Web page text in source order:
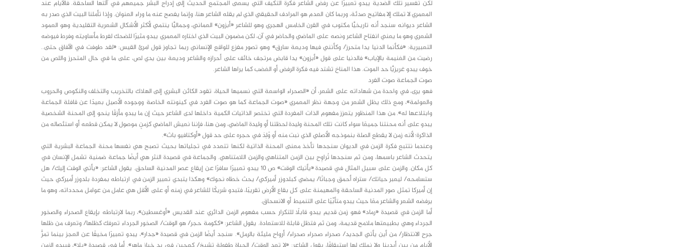
لكن تفسير تلك الضدية يبدو تعبيرًا عن رفض الشاعر فكرة التكيف التي يسعى المجتمع الحديث إلى إدراج البشر جميعهم في آلتها الساحقة. فالأيام عند
المعمري لا تملك إلا مفاتيح صدئة، وربما كان العدم هو المرادف الحقيقي الذي لم يقله الشاعر هنا، وإنما يفصح عنه ما وراء العنوان. وإذا تأملنا البيت الذي صدر به
الشاعر ديوانه سنجد أنه تاريخيًّا مكتوب في القرن الخامس الهجري وهو للشاعر «أبزون» العماني، وجماليًّا ينتمي لأكثر الأشكال الشعرية التقليدية وهو العمود
الشعري وهو ما يعني انفتاح الشاعر ونصه على الماضي والحاضر في آن، لكن مضمون البيت الذي اختاره المعمري يبدو مثيرًا للضحك لفرط مأساويته وفرط فيوضه
التعبيرية: «فكأنما الدنيا يدا متحرز/ وكأنني فيها وديعة سارق» وهو تصور مفزع للواقع الإنساني ربما تجاوز قول امرئ القيس: «لقد طوفت في الآفاق حتى..
رضيت من الغنيمة بالإياب» فالدنيا على قول «أبزون» يدا قابض مرتجف خائف على أحرازه والشاعر وديعة بين يدي لص، على ما في حال المتحرز واللص من
خوف يبدو غريزيًّا حد الموت. هذا المناخ تشتد فيه فكرة الرفض أو الغضب كما يراها الشاعر.
صوت الجماعة صوت الفرد
فهو يرى، في واحدة من شهاداته على الشعر، أن «الصحراء الواسعة التي نسميها الحياة، تقود الكائن البشري إلى الهلاك بالتخريب والتخلف والنكوص والحروب
والعولمة»، ومع ذلك يظل الشعر من وجهة نظر المعمري «صوت الجماعة كما هو صوت الفرد في كينونته الخاصة ووجوده الأصيل بعيدًا عن قافلة الجماعة
وابتلاعها له». من هذا المنظور يتعزز مفهوم الذات المفردة التي تختصر الذاتيات الكمية داخلها لدى الشاعر حيث إن ما يبدو مأزقًا ينحو إلى المحنة الشخصية
يبدو على أنه محنتنا جميعًا سواء كانت تلك المحنة وليدة لحظتنا أو وليدة الماضي، ومن هنا، فإننا نعيش الماضي كزمنٍ موصول لا يمكن قطعه أو استئصاله من
الذاكرة؛ لأنه زمن لا يقطع الصلة بنموذجه الأصلي الذي نبت منه أو وُلِدَ في حجره على حد قول «أوكتافيو باث».
وعندما نتتبع فكرة الزمن في الديوان سنجدها تأخذ معنى المحنة الذاتية لكنها تتعدد في تجلياتها بحيث تصبح هي نفسها محنة الجماعة البشرية التي
يتحدث الشاعر باسمها، ومن ثم سنجدها تُراوِح بين الزمن المتناهي والزمن اللامتناهي. والجماعة في قصيدة النثر هي أيضًا جماعة ضمنية تشمل الإنسان في
كل مكان. والزمن على سبيل المثال في قصيدة «يأتيك الوقت» ص 10 يبدو تعبيرًا سافرًا عن إيقاع عصر المدنية الساحق. يقول الشاعر: «يأتي الوقت إليك/ هل
ستسامحه/ ليعبر حياتك/ ستراه أحمق وجبانًا/ يمضي كبلدوزر أميركي/ يحث خطاه نحوك» وهكذا يتبدي تعبير الزمن في ارتباطه بمفردة بلدوزر أميركي حيث
إن أميركا تمثل صور المدنية الساحقة والمهيمنة على كل بقاع الأرض تقريبًا، فتبدو شريكًا للشاعر في زمنه أو على الأقل هي عامل من عوامل محدداته، وهو ما
يرفضه الشعر والشاعر معًا حيث يبدو متأبِّيًا على التنميط أو الانسحاق.
أما الزمن في قصيدة «رماد» فهو زمن قديم يبدو قابلًا للتكرار حسب مفهوم الزمن الدائري عند القديس «أوغسطين»، ربما لارتباطه بإيقاع الصحراء والصخور
الجرداء وهي بطبيعتها ملامح قديمة، ومن ثم فتظل قابلة للاستعادة. يقول الشاعر: «ككومة حجر/ هو الوقت/ الصخور الجرداء تعرفك كظلها/ وتعرف من ظلها
جرح الانتظار/ من أين يأتي الجديد/ صحراء صحراء صحراء/ أرواح مليئة بالرمل». سنجد أيضًا الزمن في قصيدة «جدار»، يبدو تعبيرًا مخيفًا عن العجز بينما تمرُّ